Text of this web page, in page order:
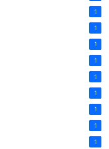
1
1
1
1
1
1
1
1
1